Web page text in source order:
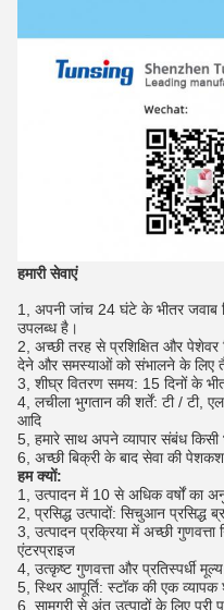
हमारी सेवाएं
1, अपनी जांच 24 घंटे के भीतर जवाब
उपलब्ध है।
2, अच्छी तरह से प्रशिक्षित और पेशेवर
देने और समस्याओं को संभालने के लिए
3, शीघ्र वितरण समय: 15 दिनों के
4, लचीला भुगतान की शर्तें: टी / टी,
आदि
5, हमारे साथ अपने व्यापार संबंध किसी
6, अच्छी बिक्री के बाद सेवा की
हम क्यों:
1, उत्पादन में 10 से अधिक वर्षों का
2, प्रसिद्ध उत्पादों: सिचुआन प्रसिद्ध
3, उत्पादन प्रक्रिया में अच्छी
एंटरप्राइज
4, उत्कृष्ट गुणवत्ता और प्रतिस्पर्धी
5, स्थिर आपूर्ति: स्टॉक की एक व्यापक
6, सामग्री से अंत उत्पादों के लिए पूरी